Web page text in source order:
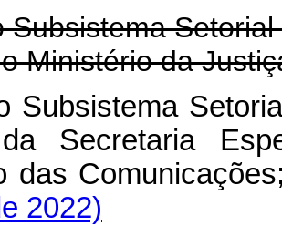
Subsistema
Ministério da
Subsistema
Secretaria
das
2022)